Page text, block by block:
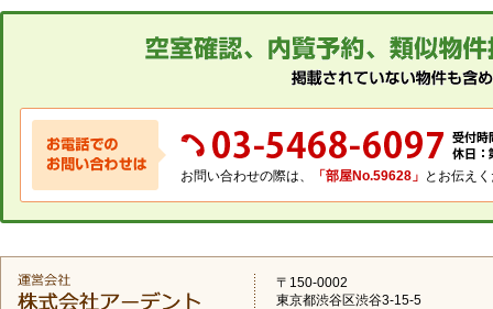
お問い合わせの際は、 「部屋No.59628」 とお伝え
〒150-0002
東京都渋谷区渋谷3-15-5